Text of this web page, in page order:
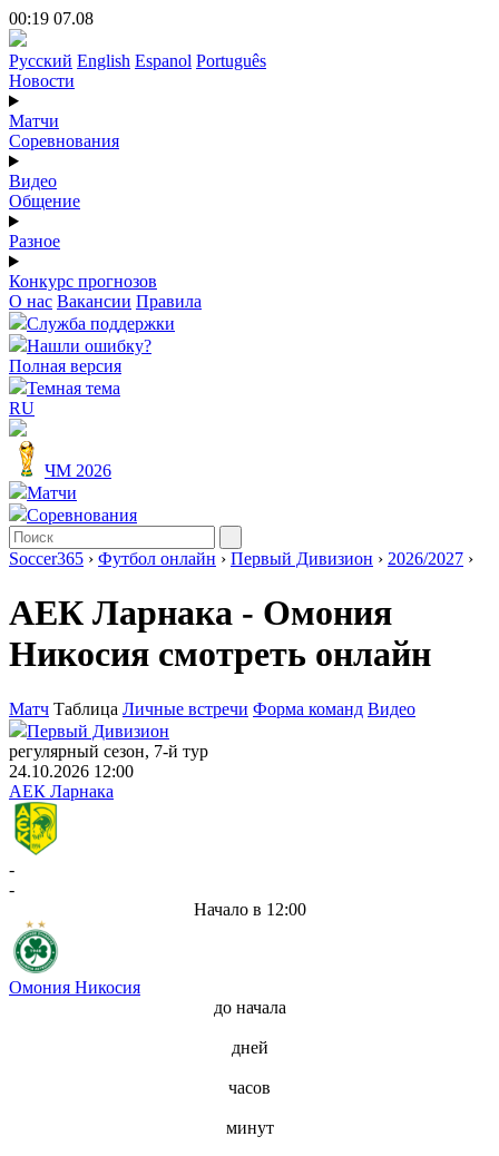
00:19 07.08
Русский English Espanol Português
Новости
Матчи
Соревнования
Видео
Общение
Разное
Конкурс прогнозов
О нас Вакансии Правила
Служба поддержки
Нашли ошибку?
Полная версия
Темная тема
RU
ЧМ 2026
Матчи
Соревнования
Soccer365 › Футбол онлайн › Первый Дивизион › 2026/2027 ›
АЕК Ларнака - Омония
Никосия смотреть онлайн
Матч Таблица Личные встречи Форма команд Видео
Первый Дивизион
регулярный сезон, 7-й тур
24.10.2026 12:00
АЕК Ларнака
-
-
Начало в 12:00
Омония Никосия
до начала
дней
часов
минут